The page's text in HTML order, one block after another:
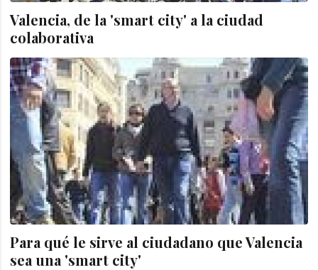
Valencia, de la 'smart city' a la ciudad
colaborativa
Para qué le sirve al ciudadano que Valencia
sea una 'smart city'